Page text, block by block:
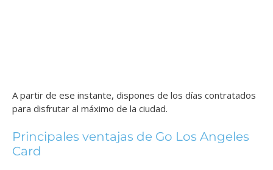
A partir de ese instante, dispones de los días contratados
para disfrutar al máximo de la ciudad.
Principales ventajas de Go Los Angeles
Card